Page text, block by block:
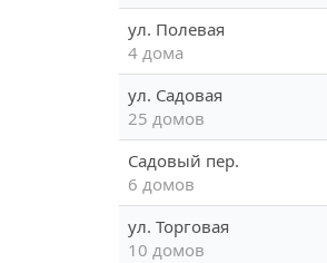
ул. Полевая
4 дома
ул. Садовая
25 домов
Садовый пер.
6 домов
ул. Торговая
10 домов